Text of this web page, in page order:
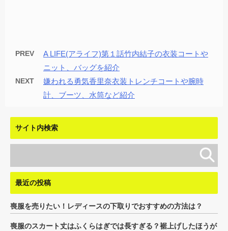
PREV
A LIFE(アライフ)第１話竹内結子の衣装コートや
ニット、バッグを紹介
NEXT
嫌われる勇気香里奈衣装トレンチコートや腕時
計、ブーツ、水筒など紹介
サイト内検索
最近の投稿
喪服を売りたい！レディースの下取りでおすすめの方法は？
喪服のスカート丈はふくらはぎでは長すぎる？裾上げしたほうが